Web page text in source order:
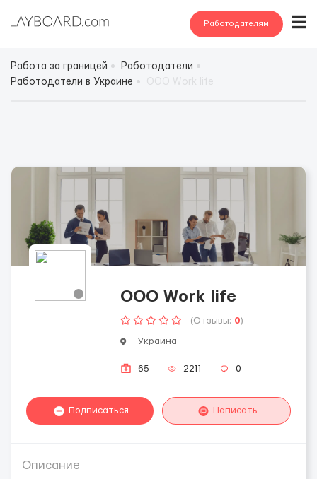
Работодателям
Работа за границей
Работодатели
Работодатели в Украине
ООО Work life
(Отзывы: 0)
Украина
65 2211 0
Подписаться Написать
Описание